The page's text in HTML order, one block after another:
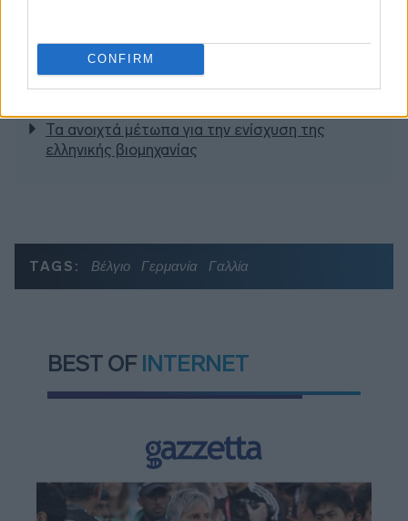
CONFIRM
Νέο Χωροταξικό Τουρισμού: Οι νέες «κόκκινες
γραμμές» για το περιβάλλον και τι αλλάζει σε
Τα ανοιχτά μέτωπα για την ενίσχυση της
ελληνικής βιομηχανίας
TAGS: Βέλγιο Γερμανία Γαλλία
BEST OF INTERNET